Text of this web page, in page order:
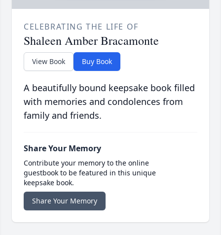
CELEBRATING THE LIFE OF
Shaleen Amber Bracamonte
View Book Buy Book
A beautifully bound keepsake book filled
with memories and condolences from
family and friends.
Share Your Memory
Contribute your memory to the online
guestbook to be featured in this unique
keepsake book.
Share Your Memory